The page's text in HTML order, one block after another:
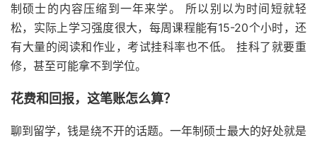
制硕士的内容压缩到一年来学。 所以别以为时间短就轻
松，实际上学习强度很大，每周课程能有15-20个小时，还
有大量的阅读和作业，考试挂科率也不低。 挂科了就要重
修，甚至可能拿不到学位。
花费和回报，这笔账怎么算？
聊到留学，钱是绕不开的话题。一年制硕士最大的好处就是